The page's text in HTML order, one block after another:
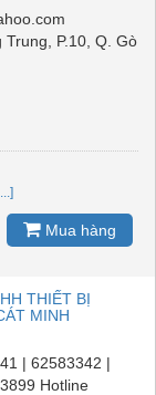
Trung, P.10, Q. Gò
Mua hàng
THIẾT BỊ
MINH
| 62583342 |
Hotline